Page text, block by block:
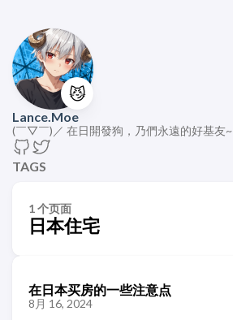
😼
Lance.Moe
(￣▽￣)／ 在日開發狗，乃們永遠的好基友~
TAGS
1 个页面
日本住宅
在日本买房的一些注意点
8月 16, 2024